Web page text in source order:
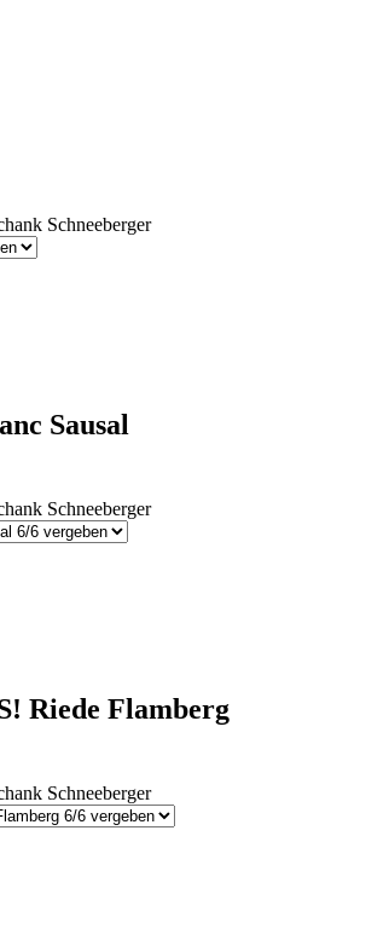
Schneeberger
Sausal
Schneeberger
Riede Flamberg
Schneeberger